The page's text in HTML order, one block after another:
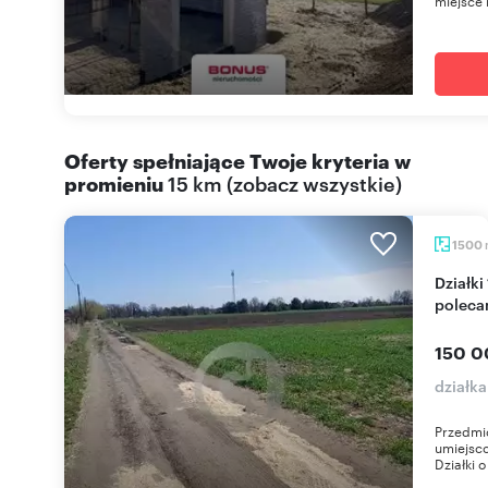
Oferty spełniające Twoje kryteria w
promieniu15 km (zobacz wszystkie)
1500
Działki 15 arów z mediami, spokojna okolica -
150
Działki